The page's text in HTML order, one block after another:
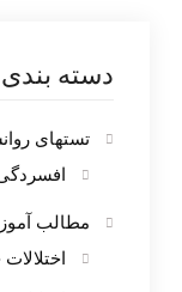
دسته
تستهای
مطالب